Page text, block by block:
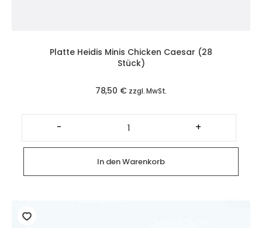
Platte Heidis Minis Chicken Caesar (28
Stück)
78,50 € zzgl. MwSt.
-
Platte
Heidis
Minis
Chicken
Caesar
(28
Stück)
Menge
+
In den Warenkorb